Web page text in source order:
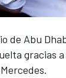
de Abu
gracias